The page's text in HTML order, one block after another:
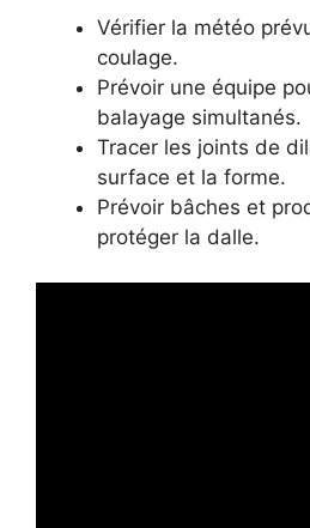
Vérifier la météo
coulage.
Prévoir une équipe
balayage simultanés.
Tracer les joints de
surface et la forme.
Prévoir bâches et
protéger la dalle.